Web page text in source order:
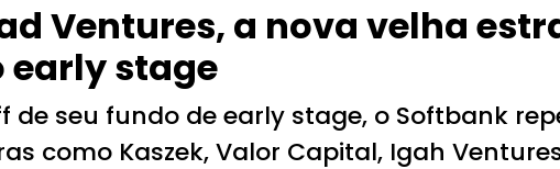
Ventures, a nova velha
early stage
de seu fundo de early stage, o Softbank
como Kaszek, Valor Capital, Igah